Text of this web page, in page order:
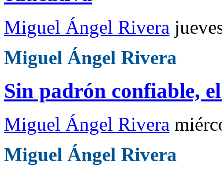
Miguel Ángel Rivera
Miguel Ángel Rivera
Sin padrón confiable,
Miguel Ángel Rivera
Miguel Ángel Rivera